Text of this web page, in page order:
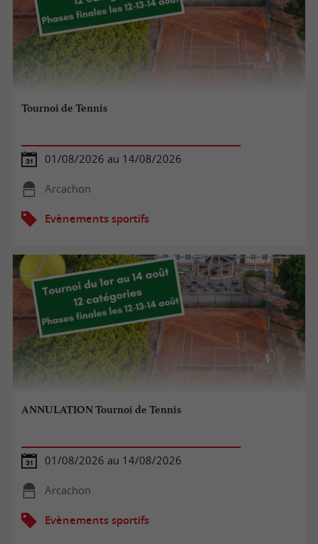
Tournoi de Tennis
01/08/2026 au 14/08/2026
Arcachon
Evènements sportifs
ANNULATION Tournoi de Tennis
01/08/2026 au 14/08/2026
Arcachon
Evènements sportifs